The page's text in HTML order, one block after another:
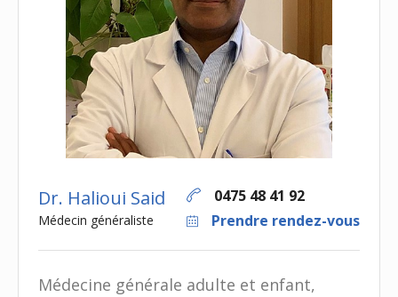
Dr. Halioui Said
Médecin généraliste
0475 48 41 92
Prendre rendez-vous
Médecine générale adulte et enfant,